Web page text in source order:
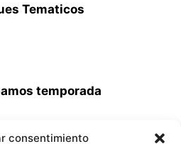
consentimiento
Tematicos
temporada